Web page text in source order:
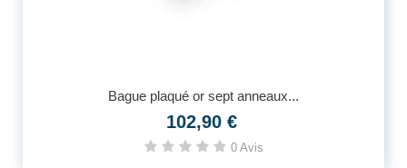
Bague plaqué or sept anneaux...
102,90 €
0 Avis